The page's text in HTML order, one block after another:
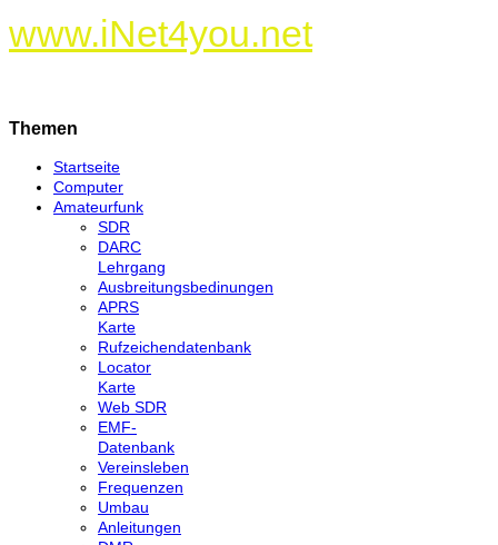
www.iNet4you.net
Themen
Startseite
Computer
Amateurfunk
SDR
DARC
Lehrgang
Ausbreitungsbedinungen
APRS
Karte
Rufzeichendatenbank
Locator
Karte
Web SDR
EMF-
Datenbank
Vereinsleben
Frequenzen
Umbau
Anleitungen